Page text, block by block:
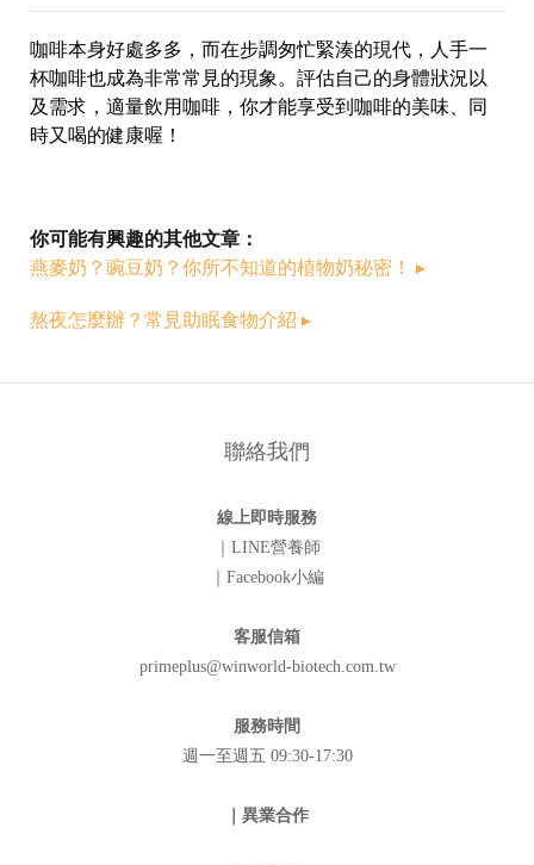
咖啡本身好處多多，而在步調匆忙緊湊的現代，人手一
杯咖啡也成為非常常見的現象。 評估自己的身體狀況以
及需求，適量飲用咖啡，你才能享受到咖啡的美味、同
時又喝的健康喔！
你可能有興趣的其他文章：
燕麥奶？豌豆奶？你所不知道的植物奶秘密！ ▸
熬夜怎麼辦？常見助眠食物介紹 ▸
聯絡我們
線上即時服務
｜LINE營養師
｜Facebook小編
客服信箱
primeplus@winworld-biotech.com.tw
服務時間
週一至週五 09:30-17:30
｜異業合作